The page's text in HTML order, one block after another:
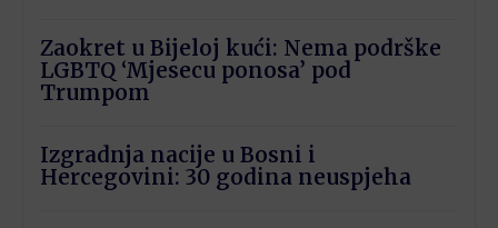
Zaokret u Bijeloj kući: Nema podrške
LGBTQ ‘Mjesecu ponosa’ pod
Trumpom
Izgradnja nacije u Bosni i
Hercegovini: 30 godina neuspjeha